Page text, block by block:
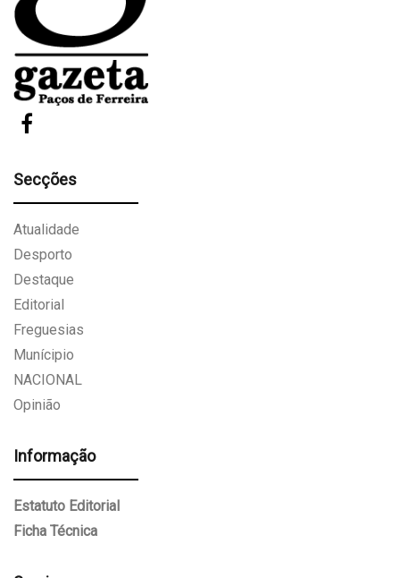
Secções
Atualidade
Desporto
Destaque
Editorial
Freguesias
Munícipio
NACIONAL
Opinião
Informação
Estatuto Editorial
Ficha Técnica